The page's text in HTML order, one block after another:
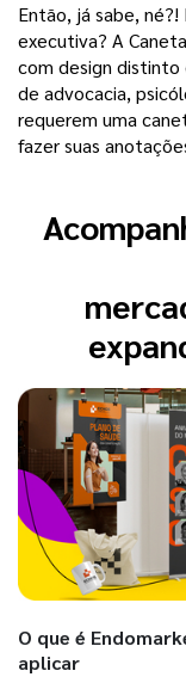
Então, já sabe,
executiva? A
com design
de advocacia,
requerem uma
fazer suas
O que é
aplicar